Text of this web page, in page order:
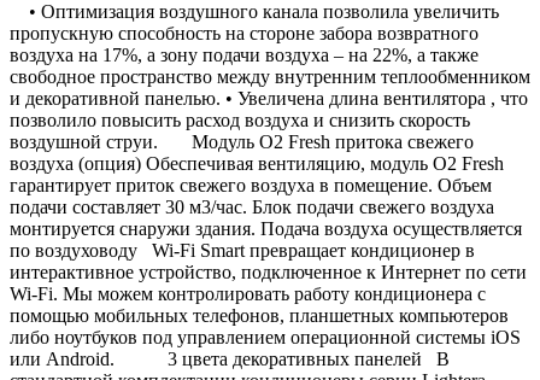
• Оптимизация воздушного канала позволила увеличить
пропускную способность на стороне забора возвратного
воздуха на 17%, а зону подачи воздуха – на 22%, а также
свободное пространство между внутренним теплообменником
и декоративной панелью. • Увеличена длина вентилятора , что
позволило повысить расход воздуха и снизить скорость
воздушной струи. Модуль O2 Fresh притока свежего
воздуха (опция) Обеспечивая вентиляцию, модуль O2 Fresh
гарантирует приток свежего воздуха в помещение. Объем
подачи составляет 30 м3/час. Блок подачи свежего воздуха
монтируется снаружи здания. Подача воздуха осуществляется
по воздуховоду Wi-Fi Smart превращает кондиционер в
интерактивное устройство, подключенное к Интернет по сети
Wi-Fi. Мы можем контролировать работу кондиционера с
помощью мобильных телефонов, планшетных компьютеров
либо ноутбуков под управлением операционной системы iOS
или Android. 3 цвета декоративных панелей В